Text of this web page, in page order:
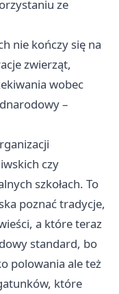
ze
nie kończy się na
zwierząt,
wobec
–
czy
szkołach. To
poznać tradycje,
a które teraz
standard, bo
polowania ale też
które